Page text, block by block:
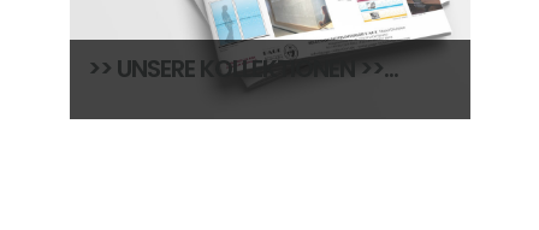
>> UNSERE KOLLEKTIONEN >>...